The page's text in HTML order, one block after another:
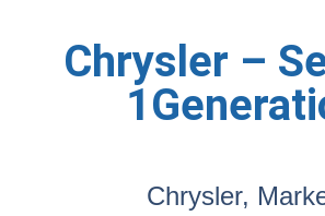
Chrysler –
Chrysler,